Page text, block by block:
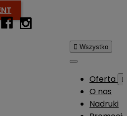
 Wszystko
Oferta 
O nas
Nadruki